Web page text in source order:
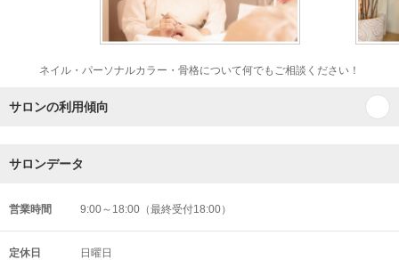
ネイル・パーソナルカラー・骨格について何でもご相談ください！
サロンの利用傾向
サロンデータ
営業時間 9:00～18:00（最終受付18:00）
定休日 日曜日